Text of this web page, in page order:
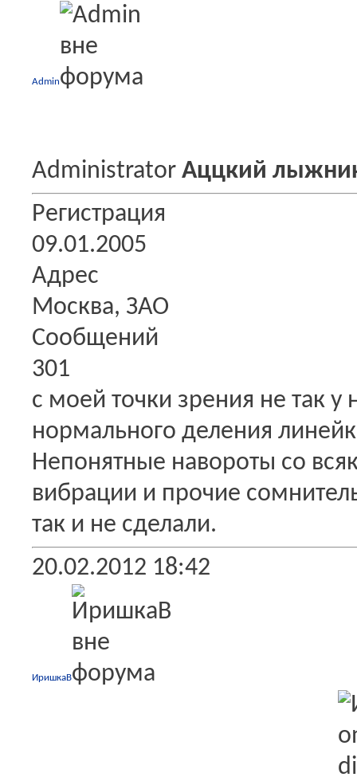
Admin
Administrator Аццкий
Регистрация
09.01.2005
Адрес
Москва, ЗАО
Сообщений
301
с моей точки зрения не так
нормального деления
Непонятные навороты со
вибрации и прочие
так и не сделали.
20.02.2012 18:42
ИришкаВ